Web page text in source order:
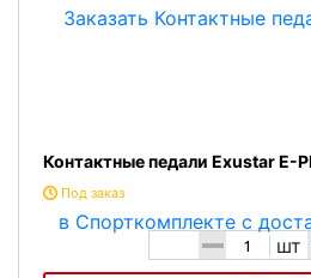
Контактные педали Exustar E-
Под заказ
- шт